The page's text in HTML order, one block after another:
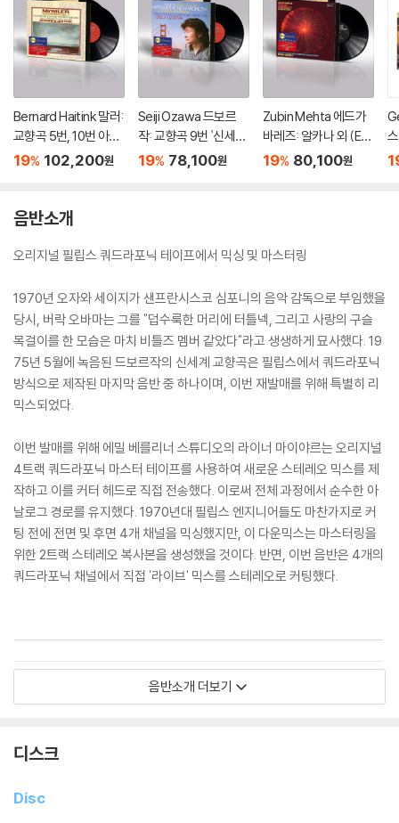
Bernard Haitink 말러:
교향곡 5번, 10번 아다
지오 (Mahler: Symph
19% 102,200원
Seiji Ozawa 드보르
작: 교향곡 9번 `신세계`
(Dvorak: Symphony
19% 78,100원
Zubin Mehta 에드가
바레즈: 알카나 외 (Ed
gar Varese: Arcana, I
19% 80,100원
음반소개
오리지널 필립스 쿼드라포닉 테이프에서 믹싱 및 마스터링
1970년 오자와 세이지가 샌프란시스코 심포니의 음악 감독으로 부임했을
당시, 버락 오바마는 그를 "덥수룩한 머리에 터틀넥, 그리고 사랑의 구슬
목걸이를 한 모습은 마치 비틀즈 멤버 같았다"라고 생생하게 묘사했다. 19
75년 5월에 녹음된 드보르작의 신세계 교향곡은 필립스에서 쿼드라포닉
방식으로 제작된 마지막 음반 중 하나이며, 이번 재발매를 위해 특별히 리
믹스되었다.
이번 발매를 위해 에밀 베를리너 스튜디오의 라이너 마이야르는 오리지널
4트랙 쿼드라포닉 마스터 테이프를 사용하여 새로운 스테레오 믹스를 제
작하고 이를 커터 헤드로 직접 전송했다. 이로써 전체 과정에서 순수한 아
날로그 경로를 유지했다. 1970년대 필립스 엔지니어들도 마찬가지로 커
팅 전에 전면 및 후면 4개 채널을 믹싱했지만, 이 다운믹스는 마스터링을
위한 2트랙 스테레오 복사본을 생성했을 것이다. 반면, 이번 음반은 4개의
쿼드라포닉 채널에서 직접 '라이브' 믹스를 스테레오로 커팅했다.
---------------------------------------------------------------------
---------------------------------------------------------------------
----------------------------------------------------------------
Decca의 ‘Decca Pure Analogue Series’로 선보이는 올 아날로그 한
음반소개 더보기
디스크
Disc